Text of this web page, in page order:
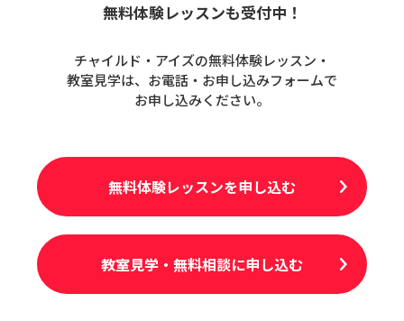
無料体験レッスンも受付中！
チャイルド・アイズの無料体験レッスン・
教室見学は、お電話・お申し込みフォームで
お申し込みください。
無料体験レッスンを申し込む
教室見学・無料相談に申し込む